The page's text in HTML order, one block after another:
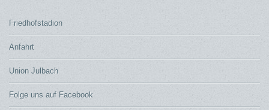
Friedhofstadion
Anfahrt
Union Julbach
Folge uns auf Facebook